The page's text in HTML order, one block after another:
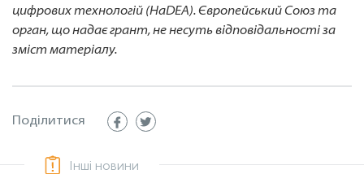
цифрових технологій (HaDEA). Європейський Союз та
орган, що надає грант, не несуть відповідальності за
зміст матеріалу.
Поділитися
Інші новини